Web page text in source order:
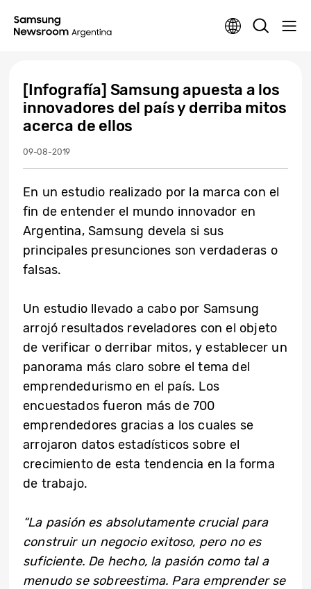
[Infografía] Samsung apuesta a los
innovadores del país y derriba mitos
acerca de ellos
09-08-2019
En un estudio realizado por la marca con el
fin de entender el mundo innovador en
Argentina, Samsung devela si sus
principales presunciones son verdaderas o
falsas.
Un estudio llevado a cabo por Samsung
arrojó resultados reveladores con el objeto
de verificar o derribar mitos, y establecer un
panorama más claro sobre el tema del
emprendedurismo en el país. Los
encuestados fueron más de 700
emprendedores gracias a los cuales se
arrojaron datos estadísticos sobre el
crecimiento de esta tendencia en la forma
de trabajo.
“La pasión es absolutamente crucial para
construir un negocio exitoso, pero no es
suficiente. De hecho, la pasión como tal a
menudo se sobreestima. Para emprender se